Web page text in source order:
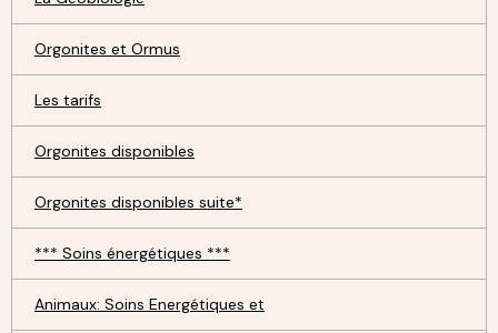
Orgonites et Ormus
Les tarifs
Orgonites disponibles
Orgonites disponibles suite*
*** Soins énergétiques ***
Animaux: Soins Energétiques et